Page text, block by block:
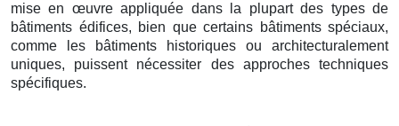
mise en œuvre appliquée dans la plupart des types de
bâtiments édifices, bien que certains bâtiments spéciaux,
comme les bâtiments historiques ou architecturalement
uniques, puissent nécessiter des approches techniques
spécifiques.